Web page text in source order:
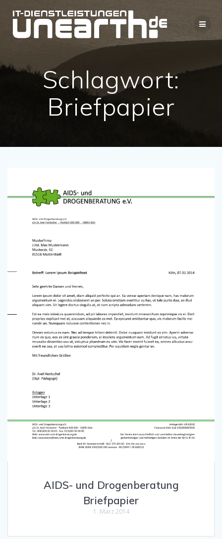
Inhalt
springen
Schlagwort:
Briefpapier
AIDS- und Drogenberatung
Briefpapier
1. März 2014